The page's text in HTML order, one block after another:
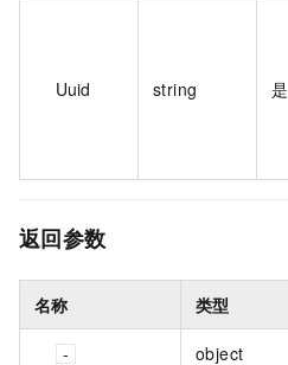
Uuid string 是
返回参数
名称 类型
object